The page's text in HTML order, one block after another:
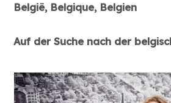
België, Belgique, Belgien
Auf der Suche nach der